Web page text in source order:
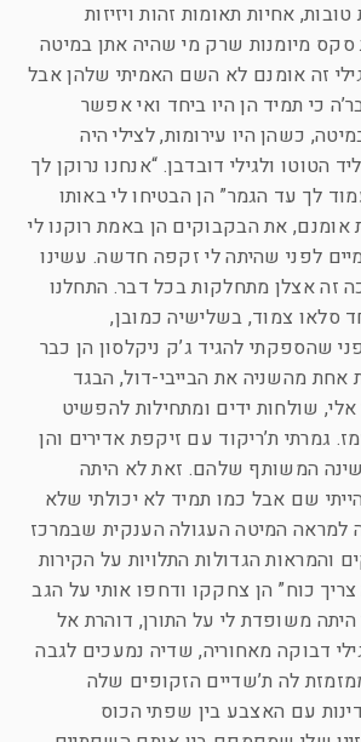
טובות, אחיות תאומות זהות ויזיזות
סקס מיומנות שרק מי שהיה אתן במיטה
זה אומנם לא השם האמיתי שלהן אבל
כי תמיד הן היו ביחד ואי אפשר
כשהן היו עירומות, לצילי היה
הטוטו ולגילי דובדבן. “אנחנו נרוקן לך
לך עד הגמר” הן הבטיחו לי באותו
אומנם, את הבקבוקים הן באמת רוקנו לי
לפני שהיתה לי זקפה חדשה. עשינו
זה אצלן מתחלקות בכל דבר. התחלנו
סלאו צמוד, בשלישיה כמובן,
שהספקתי להגיד ג’ק ניקלסון הן כבר
אחת מהשניה את הבייבי-דול, הבגד
שולחות ידים ומתחילות להפשיט
גמרתי ת’ריקוד עם זיקפת אדירים והן
המשותף שלהם. זאת לא היתה
שם אבל כמו תמיד לא יכולתי שלא
למראה המיטה העגולה הענקית שבמרכז
והמראות הגדולות התלויות על הקירות
כוח” הן צחקקו ודחפו אותי על הגב
היתה משופדת לי על התורן, דוהרת אל
דבוקה מאחוריה, שדיה נמעכים לגבה
לה ת’שדיים הזקופים שלה
עם האצבע בין שפתי הכוס